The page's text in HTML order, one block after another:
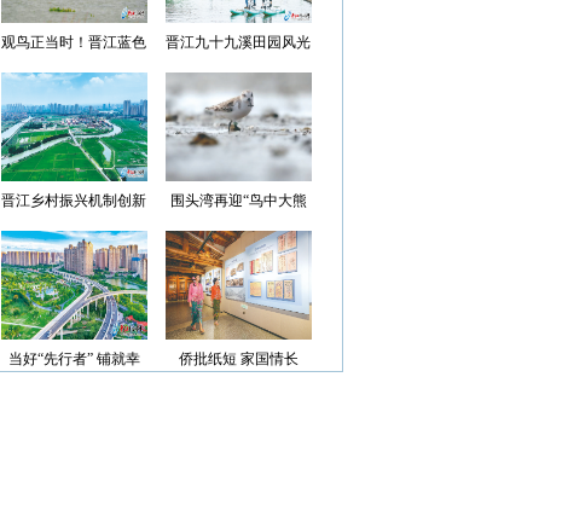
观鸟正当时！晋江蓝色
晋江九十九溪田园风光
光”首批认定名单
晋江乡村振兴机制创新
围头湾再迎“鸟中大熊
当好“先行者” 铺就幸
侨批纸短 家国情长